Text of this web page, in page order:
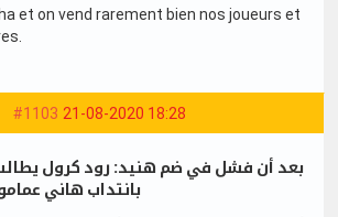
et on vend rarement bien nos joueurs et
#1103 21-08-2020 18:28
بعد أن فشل في ضم هنيد: رود كرول
بانتداب هاني عمامو مقابل